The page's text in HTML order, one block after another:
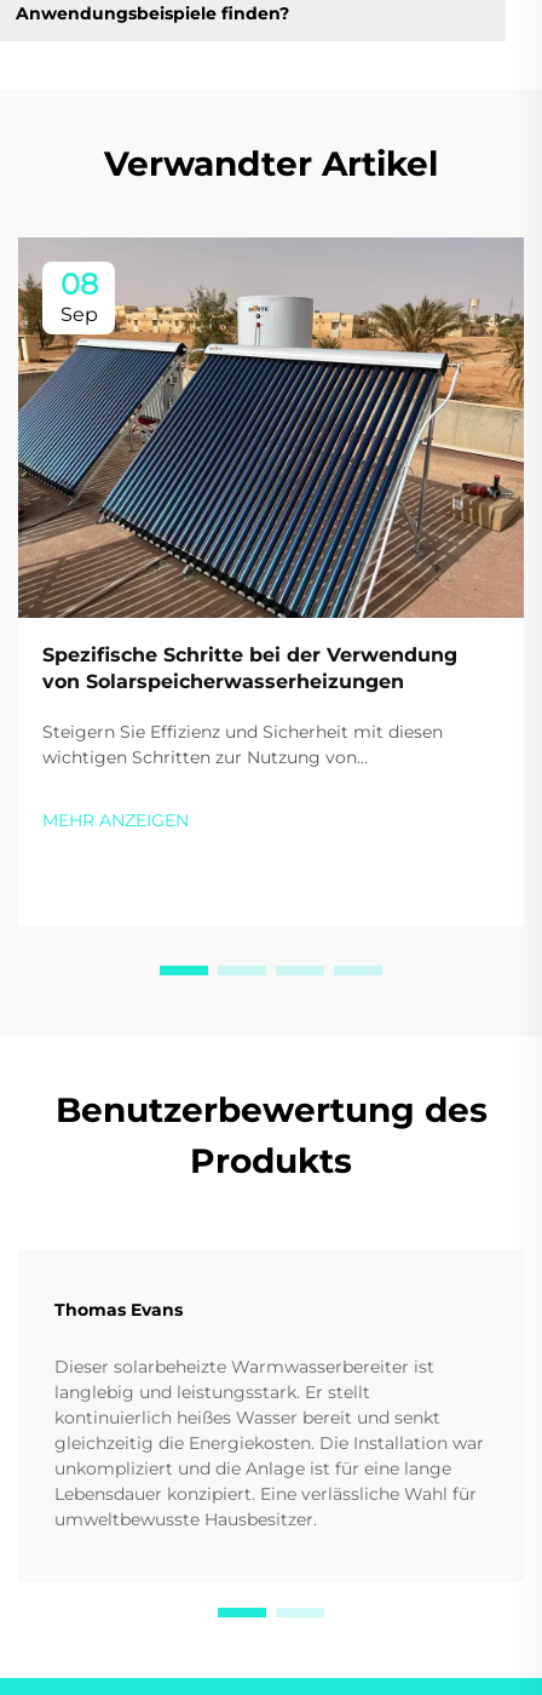
Anwendungsbeispiele finden?
Verwandter Artikel
08
Sep
Spezifische Schritte bei der Verwendung
von Solarspeicherwasserheizungen
Steigern Sie Effizienz und Sicherheit mit diesen
wichtigen Schritten zur Nutzung von
Zusatzbeheizung kennen. Sparen Sie noch heute
MEHR ANZEIGEN
Benutzerbewertung des
Produkts
Thomas Evans
Dieser solarbeheizte Warmwasserbereiter ist
langlebig und leistungsstark. Er stellt
kontinuierlich heißes Wasser bereit und senkt
gleichzeitig die Energiekosten. Die Installation war
unkompliziert und die Anlage ist für eine lange
Lebensdauer konzipiert. Eine verlässliche Wahl für
umweltbewusste Hausbesitzer.